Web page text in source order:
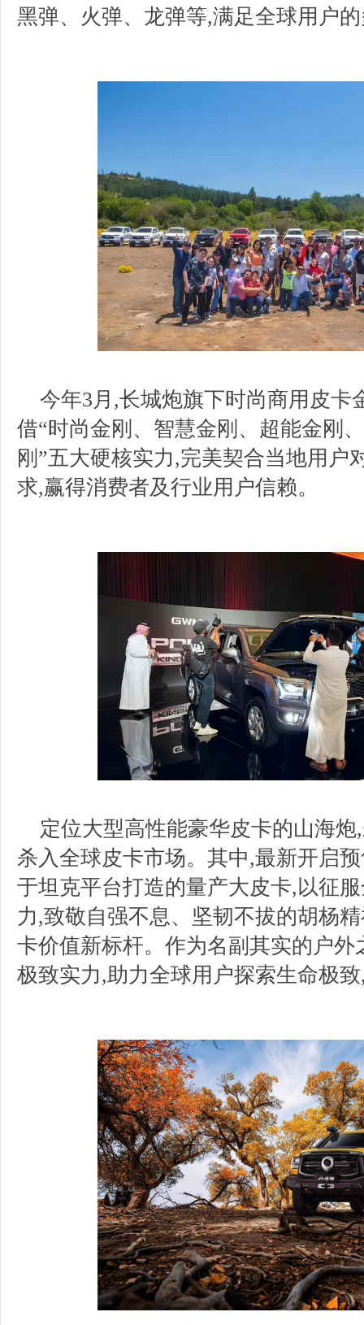
黑弹、火弹、龙弹等,满足全球用户
今年3月,长城炮旗下时尚商用皮卡
借“时尚金刚、智慧金刚、超能金刚
刚”五大硬核实力,完美契合当地用户
求,赢得消费者及行业用户信赖。
定位大型高性能豪华皮卡的山海
杀入全球皮卡市场。其中,最新开启
于坦克平台打造的量产大皮卡,以征
力,致敬自强不息、坚韧不拔的胡杨
卡价值新标杆。作为名副其实的户
极致实力,助力全球用户探索生命极